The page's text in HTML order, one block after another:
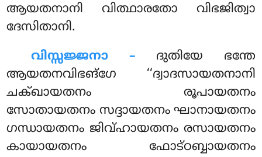
ആയതനാനി വിത്ഥാരതോ വിഭജിത്വാ
ദേസിതാനി.
വിസ്സജ്ജനാ –ദുതിയേ ഭന്തേ
ആയതനവിഭങ്ഗേ ‘‘ദ്വാദസായതനാനി
ചക്ഖായതനം രൂപായതനം
സോതായതനം സദ്ദായതനം ഘാനായതനം
ഗന്ധായതനം ജിവ്ഹായതനം രസായതനം
കായായതനം ഫോട്ഠബ്ബായതനം